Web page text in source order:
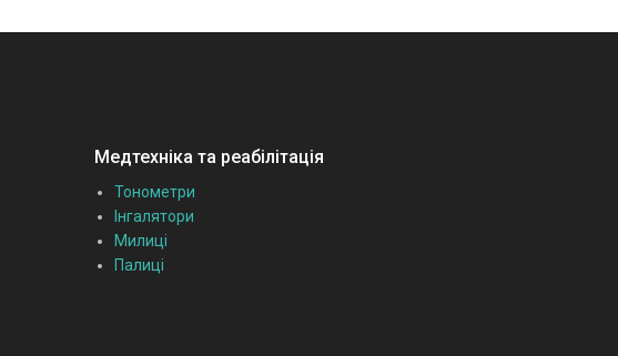
Медтехніка та реабілітація
Тонометри
Інгалятори
Милиці
Палиці